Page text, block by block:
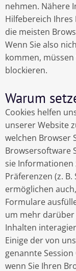
nehmen. Nähere
Hilfebereich Ihres
die meisten
Wenn Sie also
kommen, müssen
blockieren.
Warum
Cookies helfen
unserer Website
welchen Browser
Browsersoftware
sie Informationen
Präferenzen (z.
ermöglichen
Formulare
um mehr darüber
Inhalten
Einige der von
genannte
wenn Sie Ihren